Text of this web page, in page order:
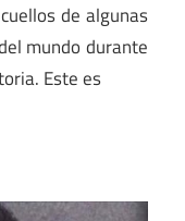
de algunas
mundo durante
Este es